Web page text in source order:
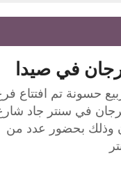
في صيدا
حسونة تم افتتاع
في سنتر جاد
وذلك بحضور عدد من